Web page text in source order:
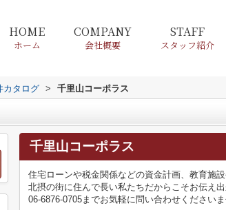
HOME
ホーム
COMPANY
会社概要
STAFF
スタッフ紹介
カタログ > 千里山コーポラス
千里山コーポラス
住宅ローンや税金関係などの資金計画、教育施
北摂の街に住んで長い私たちだからこそお伝え
06-6876-0705までお気軽に問い合わせくださいま